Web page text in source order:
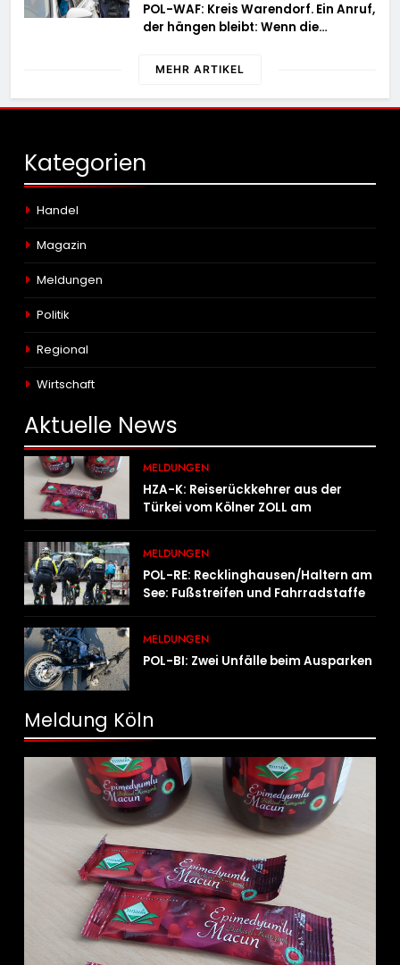
POL-WAF: Kreis Warendorf. Ein Anruf,
der hängen bleibt: Wenn die
wieder einholt
MEHR ARTIKEL
Kategorien
Handel
Magazin
Meldungen
Politik
Regional
Wirtschaft
Aktuelle News
MELDUNGEN
HZA-K: Reiserückkehrer aus der
Türkei vom Kölner ZOLL am
Trend hält an
MELDUNGEN
POL-RE: Recklinghausen/Haltern am
See: Fußstreifen und Fahrradstaffel
MELDUNGEN
POL-BI: Zwei Unfälle beim Ausparken
Meldung Köln